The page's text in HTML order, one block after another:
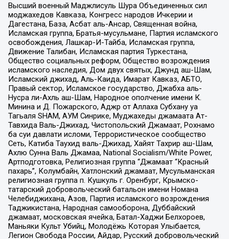
Высший военный Маджлисуль Шура Объединенных сил
моджахедов Кавказа, Конгресс народов Ичкерии и
Дагестана, База, Асбат аль-Ансар, Священная война,
Исламская группа, Братья-мусульмане, Партия исламского
освобождения, Лашкар-И-Тайба, Исламская группа,
Движение Талибан, Исламская партия Туркестана,
Общество социальных реформ, Общество возрождения
исламского наследия, Дом двух святых, Джунд аш-Шам,
Исламский джихад, Аль-Каида, Имарат Кавказ, АБТО,
Правый сектор, Исламское государство, Джабха аль-
Нусра ли-Ахль аш-Шам, Народное ополчение имени К.
Минина и Д. Пожарского, Аджр от Аллаха Субхану уа
Тагьаля SHAM, АУМ Синрике, Муджахеды джамаата Ат-
Тавхида Валь-Джихад, Чистопольский Джамаат, Рохнамо
ба суи давлати исломи, Террористическое сообщество
Сеть, Катиба Таухид валь-Джихад, Хайят Тахрир аш-Шам,
Ахлю Сунна Валь Джамаа, National Socialism/White Power,
Артподготовка, Религиозная группа “Джамаат “Красный
пахарь”, Колумбайн, Хатлонский джамаат, Мусульманская
религиозная группа п. Кушкуль г. Оренбург, Крымско-
татарский добровольческий батальон имени Номана
Челебиджихана, Азов, Партия исламского возрождения
Таджикистана, Народная самооборона, Дуббайский
джамаат, московская ячейка, Батал-Хаджи Белхороев,
Маньяки Культ Убийц, Молодёжь Которая Улыбается,
Легион Свобода России, Айдар, Русский добровольческий